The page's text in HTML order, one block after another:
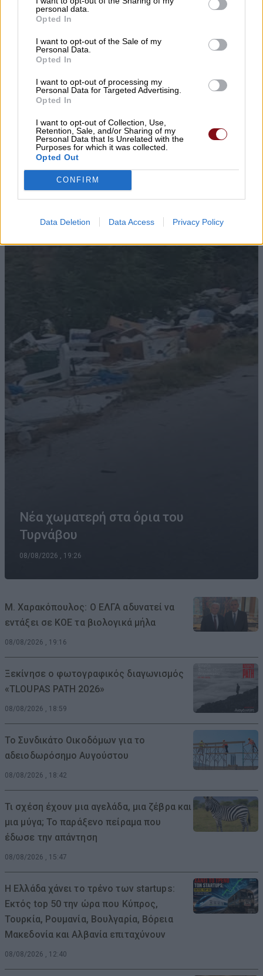
personal data.
Opted In
I want to opt-out of the Sale of my
Personal Data.
Opted In
I want to opt-out of processing my
Personal Data for Targeted Advertising.
Opted In
I want to opt-out of Collection, Use,
Retention, Sale, and/or Sharing of my
Personal Data that Is Unrelated with the
Purposes for which it was collected.
Opted Out
CONFIRM
Data Deletion Data Access Privacy Policy
▌ΤΕΛΕΥΤΑΙΑ ΝΕΑ
Νέα χωματερή στα όρια του
Τυρνάβου
08/08/2026 , 19:26
Μ. Χαρακόπουλος: Ο ΕΛΓΑ αδυνατεί να
εντάξει σε ΚΟΕ τα βιολογικά μήλα
08/08/2026 , 19:16
Ξεκίνησε ο φωτογραφικός διαγωνισμός
«TLOUPAS PATH 2026»
08/08/2026 , 18:59
Το Συνδικάτο Οικοδόμων για το
αδειοδωρόσημο Αυγούστου
08/08/2026 , 18:42
Τι σχέση έχουν μια αγελάδα, μια ζέβρα και
μια μύγα; Το παράξενο πείραμα που
έδωσε την απάντηση
08/08/2026 , 15:47
Η Ελλάδα χάνει το τρένο των startups:
Εκτός top 50 την ώρα που Κύπρος,
Τουρκία, Ρουμανία, Βουλγαρία, Βόρεια
Μακεδονία και Αλβανία επιταχύνουν
08/08/2026 , 12:40